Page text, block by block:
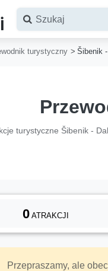
turystyczny Šibenik
turystyczne Šibenik -
0 ATRAKCJI
Przepraszamy, ale